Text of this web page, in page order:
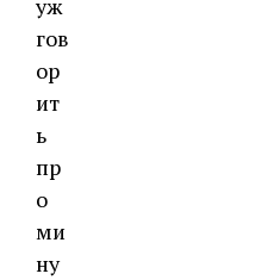
уж
гов
ор
ит
ь
пр
о
ми
ну